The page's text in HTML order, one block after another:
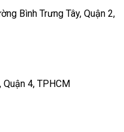
Bình Trưng Tây, Quận 2,
4, TPHCM